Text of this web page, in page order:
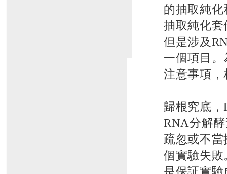
的抽取純
抽取純化
但是涉及
一個項目
注意事項
歸根究底
RNA分解
疏忽或不
個實驗失